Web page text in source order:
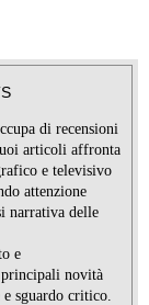
di recensioni
articoli affronta
e televisivo
attenzione
narrativa delle
e
principali novità
sguardo critico.